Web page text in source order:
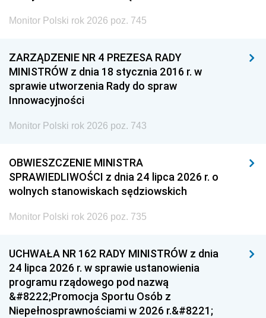
Monitor Polski rok 2026 poz. 745
ZARZĄDZENIE NR 4 PREZESA RADY
MINISTRÓW z dnia 18 stycznia 2016 r. w
sprawie utworzenia Rady do spraw
Innowacyjności
Monitor Polski rok 2026 poz. 743
OBWIESZCZENIE MINISTRA
SPRAWIEDLIWOŚCI z dnia 24 lipca 2026 r. o
wolnych stanowiskach sędziowskich
Monitor Polski rok 2026 poz. 735
UCHWAŁA NR 162 RADY MINISTRÓW z dnia
24 lipca 2026 r. w sprawie ustanowienia
programu rządowego pod nazwą
&#8222;Promocja Sportu Osób z
Niepełnosprawnościami w 2026 r.&#8221;